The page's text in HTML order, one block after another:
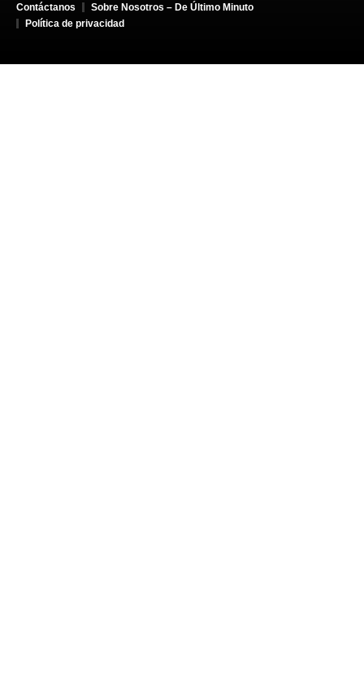
Contáctanos
Sobre Nosotros – De Último Minuto
Política de privacidad